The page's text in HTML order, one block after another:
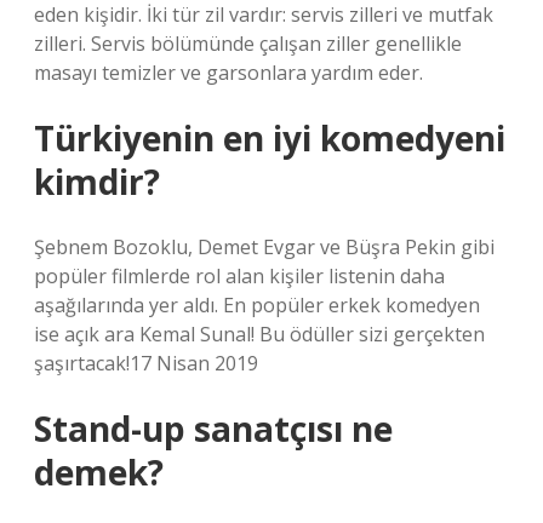
eden kişidir. İki tür zil vardır: servis zilleri ve mutfak
zilleri. Servis bölümünde çalışan ziller genellikle
masayı temizler ve garsonlara yardım eder.
Türkiyenin en iyi komedyeni
kimdir?
Şebnem Bozoklu, Demet Evgar ve Büşra Pekin gibi
popüler filmlerde rol alan kişiler listenin daha
aşağılarında yer aldı. En popüler erkek komedyen
ise açık ara Kemal Sunal! Bu ödüller sizi gerçekten
şaşırtacak!17 Nisan 2019
Stand-up sanatçısı ne
demek?